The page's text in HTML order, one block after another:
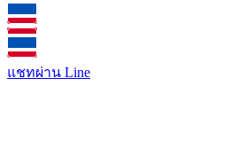
แชทผ่าน Line